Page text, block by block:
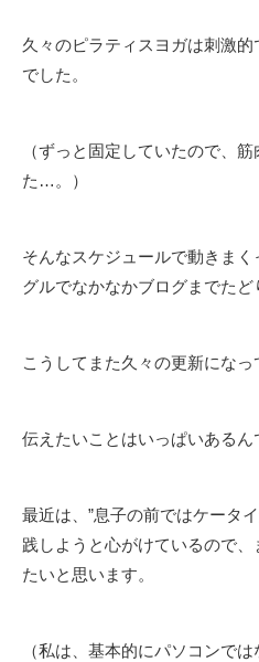
久々のピラティスヨガは刺激
でした。
（ずっと固定していたので、
た…。）
そんなスケジュールで動きま
グルでなかなかブログまでたど
こうしてまた久々の更新になっ
伝えたいことはいっぱいあるん
最近は、”息子の前ではケータ
践しようと心がけているので
たいと思います。
（私は、基本的にパソコンで